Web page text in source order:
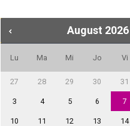
August 2026
Lu Ma Mi Jo Vi
27 28 29 30 31
3 4 5 6 7
10 11 12 13 14